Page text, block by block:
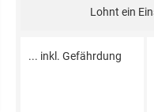
... inkl. Ge­fähr­dung